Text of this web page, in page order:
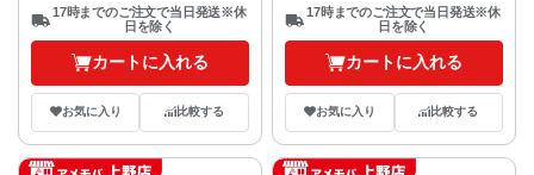
17時までのご注文で当日発送※休
日を除く
カートに入れる
お気に入り 比較する
17時までのご注文で当日発送※休
日を除く
カートに入れる
お気に入り 比較する